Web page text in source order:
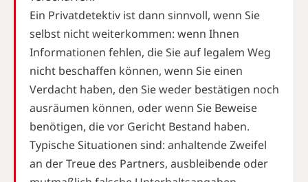
Ein Privatdetektiv ist dann sinnvoll, wenn Sie
selbst nicht weiterkommen: wenn Ihnen
Informationen fehlen, die Sie auf legalem Weg
nicht beschaffen können, wenn Sie einen
Verdacht haben, den Sie weder bestätigen noch
ausräumen können, oder wenn Sie Beweise
benötigen, die vor Gericht Bestand haben.
Typische Situationen sind: anhaltende Zweifel
an der Treue des Partners, ausbleibende oder